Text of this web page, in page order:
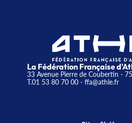
La Fédération Française
33 Avenue Pierre de Coubertin -
T.01 53 80 70 00- ffa@athle.fr